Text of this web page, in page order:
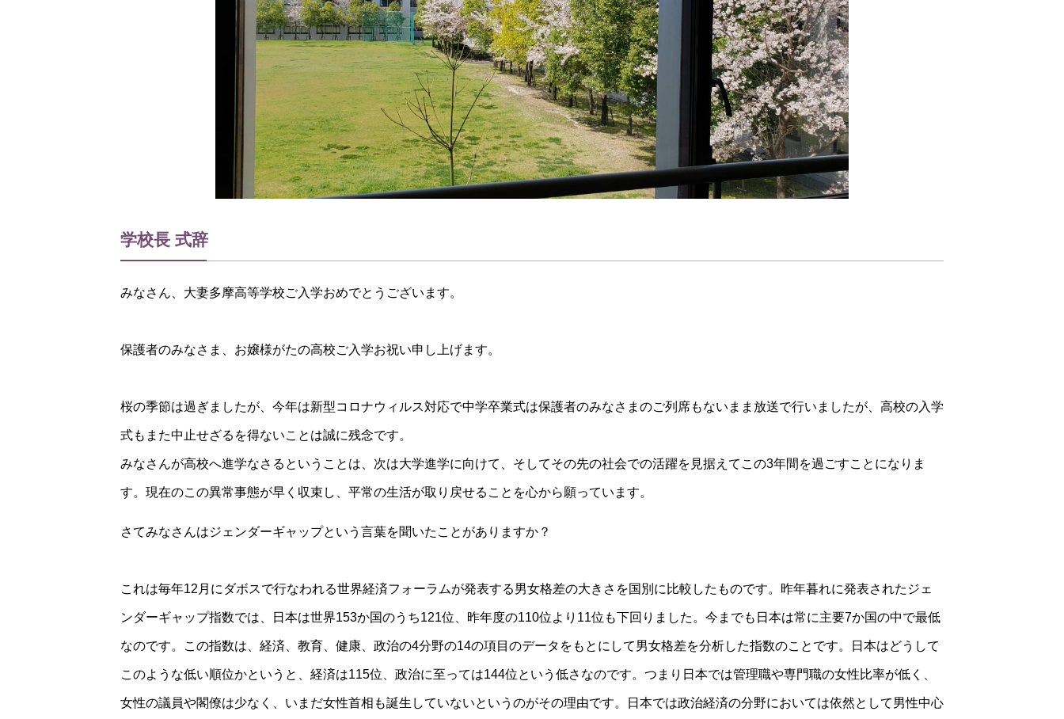
学校長 式辞
みなさん、大妻多摩高等学校ご入学おめでとうございます。
保護者のみなさま、お嬢様がたの高校ご入学お祝い申し上げます。
桜の季節は過ぎましたが、今年は新型コロナウィルス対応で中学卒業式は保護者のみなさまのご列席もないまま放送で行いましたが、高校の入学
式もまた中止せざるを得ないことは誠に残念です。
みなさんが高校へ進学なさるということは、次は大学進学に向けて、そしてその先の社会での活躍を見据えてこの3年間を過ごすことになりま
す。現在のこの異常事態が早く収束し、平常の生活が取り戻せることを心から願っています。
さてみなさんはジェンダーギャップという言葉を聞いたことがありますか？
これは毎年12月にダボスで行なわれる世界経済フォーラムが発表する男女格差の大きさを国別に比較したものです。昨年暮れに発表されたジェ
ンダーギャップ指数では、日本は世界153か国のうち121位、昨年度の110位より11位も下回りました。今までも日本は常に主要7か国の中で最低
なのです。この指数は、経済、教育、健康、政治の4分野の14の項目のデータをもとにして男女格差を分析した指数のことです。日本はどうして
このような低い順位かというと、経済は115位、政治に至っては144位という低さなのです。つまり日本では管理職や専門職の女性比率が低く、
女性の議員や閣僚は少なく、いまだ女性首相も誕生していないというのがその理由です。日本では政治経済の分野においては依然として男性中心